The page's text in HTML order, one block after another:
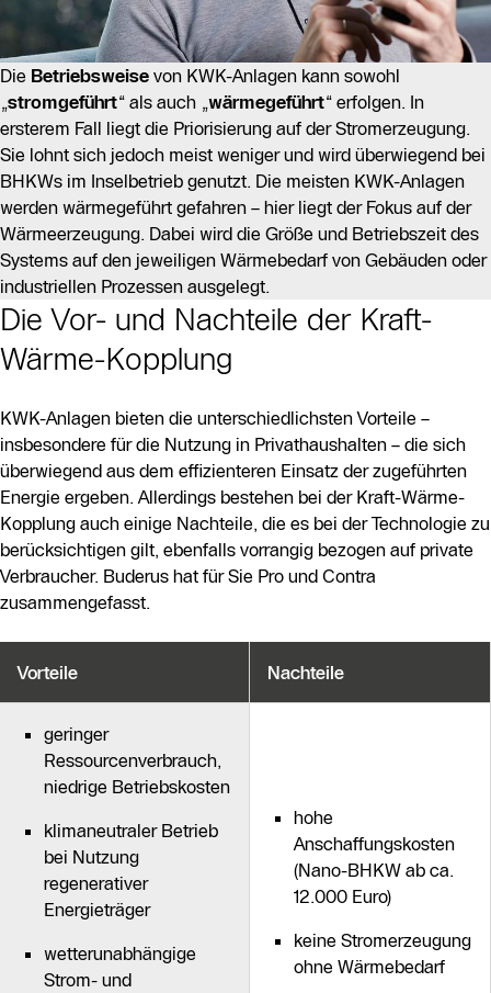
Die Betriebsweise von KWK-Anlagen kann sowohl
„stromgeführt“ als auch „wärmegeführt“ erfolgen. In
ersterem Fall liegt die Priorisierung auf der Stromerzeugung.
Sie lohnt sich jedoch meist weniger und wird überwiegend bei
BHKWs im Inselbetrieb genutzt. Die meisten KWK-Anlagen
werden wärmegeführt gefahren – hier liegt der Fokus auf der
Wärmeerzeugung. Dabei wird die Größe und Betriebszeit des
Systems auf den jeweiligen Wärmebedarf von Gebäuden oder
industriellen Prozessen ausgelegt.
Die Vor- und Nachteile der Kraft-
Wärme-Kopplung
KWK-Anlagen bieten die unterschiedlichsten Vorteile –
insbesondere für die Nutzung in Privathaushalten – die sich
überwiegend aus dem effizienteren Einsatz der zugeführten
Energie ergeben. Allerdings bestehen bei der Kraft-Wärme-
Kopplung auch einige Nachteile, die es bei der Technologie zu
berücksichtigen gilt, ebenfalls vorrangig bezogen auf private
Verbraucher. Buderus hat für Sie Pro und Contra
zusammengefasst.
Vorteile Nachteile
geringer
Ressourcenverbrauch,
niedrige Betriebskosten
klimaneutraler Betrieb
bei Nutzung
regenerativer
Energieträger
wetterunabhängige
Strom- und
hohe
Anschaffungskosten
(Nano-BHKW ab ca.
12.000 Euro)
keine Stromerzeugung
ohne Wärmebedarf